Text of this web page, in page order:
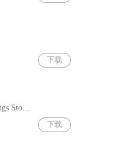
下载
温泉物语(Hot Springs Story) v2.79
下载